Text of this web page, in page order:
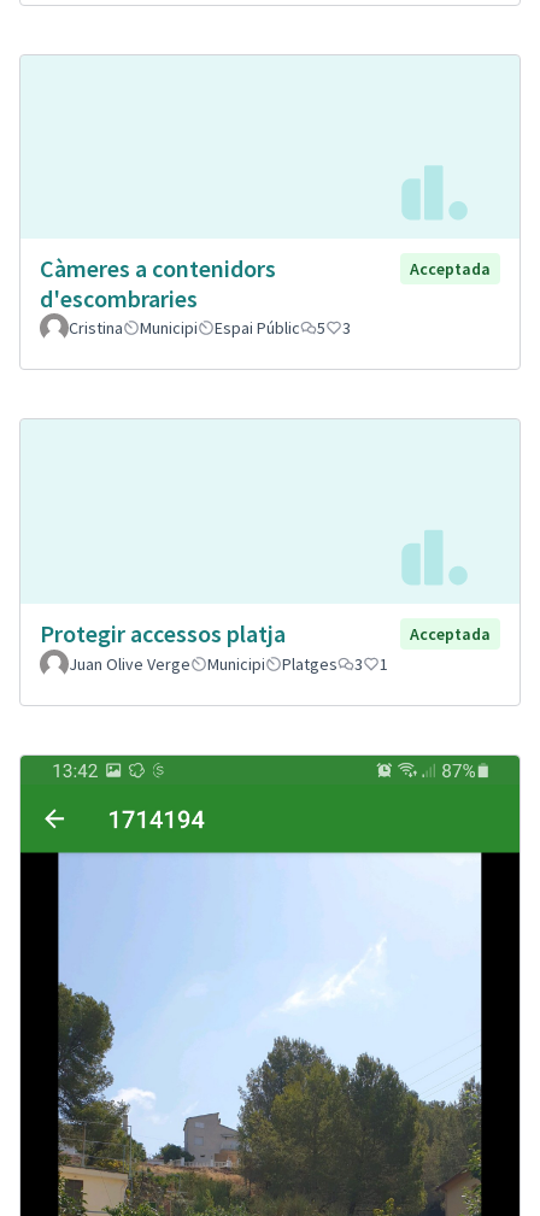
Càmeres a contenidors
d'escombraries
Acceptada
Cristina Municipi Espai Públic 5 3
Protegir accessos platja
Acceptada
Juan Olive Verge
Municipi Platges 3 1